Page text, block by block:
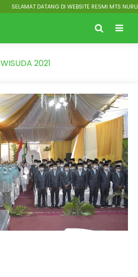
SELAMAT DATANG DI WEBSITE RESMI MTS NURUT
WISUDA 2021